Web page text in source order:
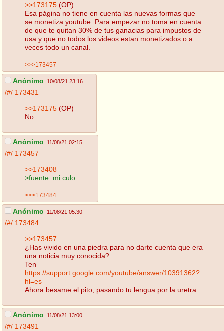
>>173175 (OP)
Esa página no tiene en cuenta las nuevas formas que
se monetiza youtube. Para empezar no toma en cuenta
de que te quitan 30% de tus ganacias para impustos de
usa y que no todos los videos estan monetizados o a
veces todo un canal.
>>>173457
Anónimo 10/08/21 23:16
/#/ 173431
>>173175 (OP)
No.
Anónimo 11/08/21 02:15
/#/ 173457
>>173408
>fuente: mi culo
>>>173484
Anónimo 11/08/21 05:30
/#/ 173484
>>173457
¿Has vivido en una piedra para no darte cuenta que era
una noticia muy conocida?
Ten
https://support.google.com/youtube/answer/10391362?
hl=es
Ahora besame el pito, pasando tu lengua por la uretra.
Anónimo 11/08/21 13:00
/#/ 173491